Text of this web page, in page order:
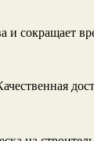
и сокращает